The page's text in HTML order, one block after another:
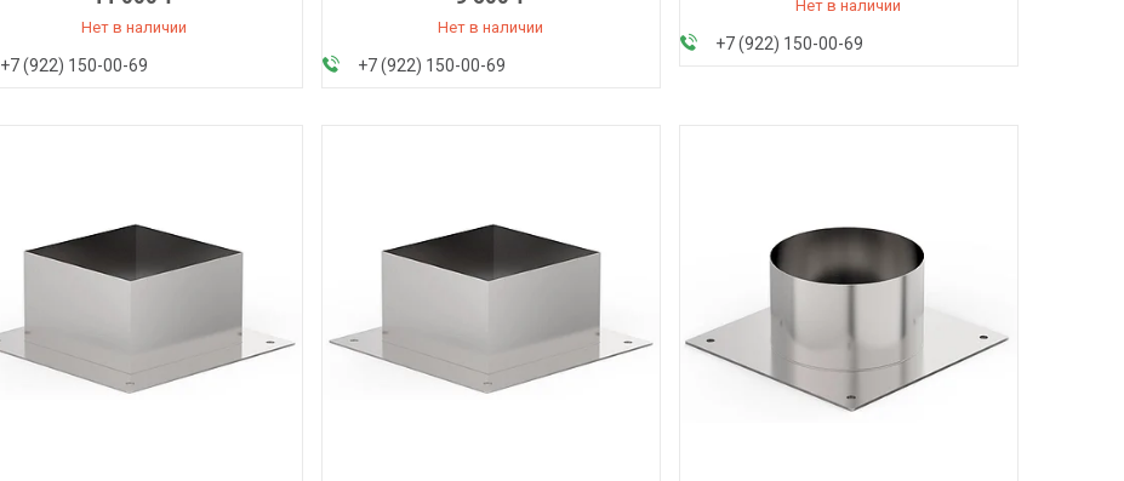
Нет в наличии
+7 (922) 150-00-69
Нет в наличии
+7 (922) 150-00-69
Нет в наличии
+7 (922) 150-00-69